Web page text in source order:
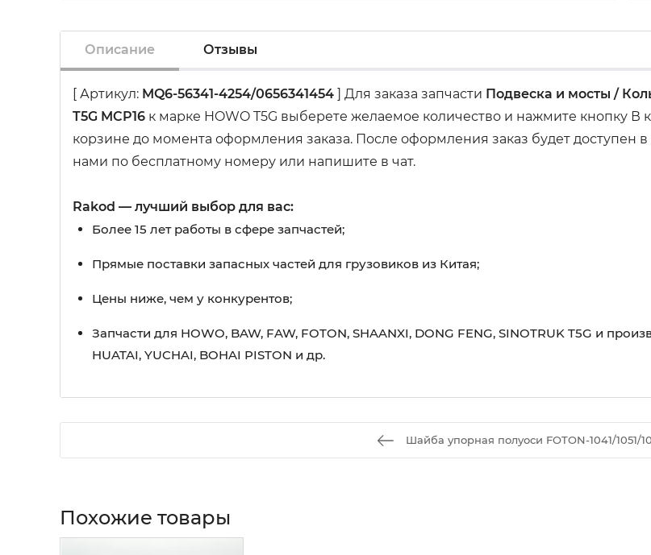
Описание Отзывы
[ Артикул: MQ6-56341-4254/0656341454 ] Для заказа запчасти Подвеска и мосты /
T5G MCP16 к марке HOWO T5G выберете желаемое количество и нажмите кнопку В
корзине до момента оформления заказа. После оформления заказ будет доступен
нами по бесплатному номеру или напишите в чат.
Rakod — лучший выбор для вас:
Более 15 лет работы в сфере запчастей;
Прямые поставки запасных частей для грузовиков из Китая;
Цены ниже, чем у конкурентов;
Запчасти для HOWO, BAW, FAW, FOTON, SHAANXI, DONG FENG, SINOTRUK T5G и
HUATAI, YUCHAI, BOHAI PISTON и др.
Шайба упорная полуоси FOTON-1041/1051/
Похожие товары